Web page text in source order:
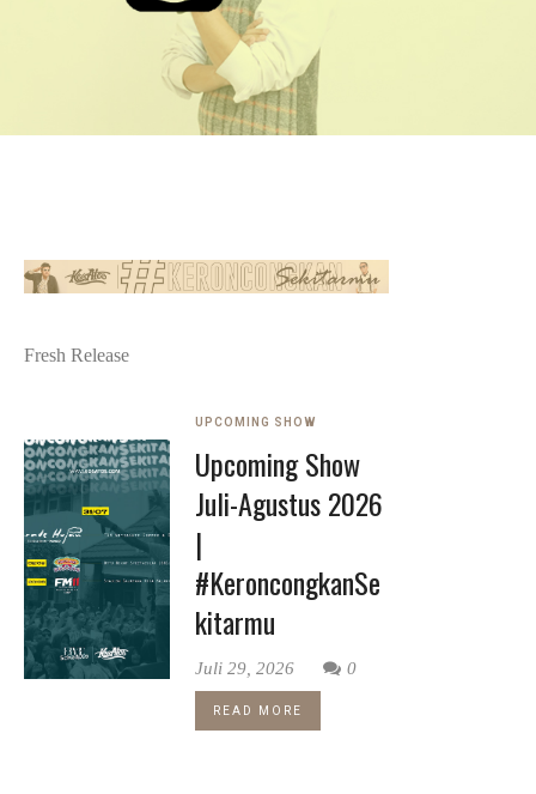
Fresh Release
UPCOMING SHOW
Upcoming Show
Juli-Agustus 2026
|
#KeroncongkanSe
kitarmu
Juli 29, 2026 0
READ MORE